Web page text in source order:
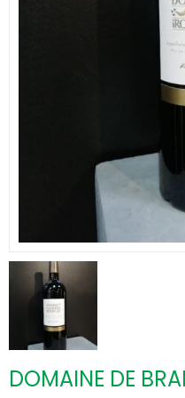
DOMAINE DE